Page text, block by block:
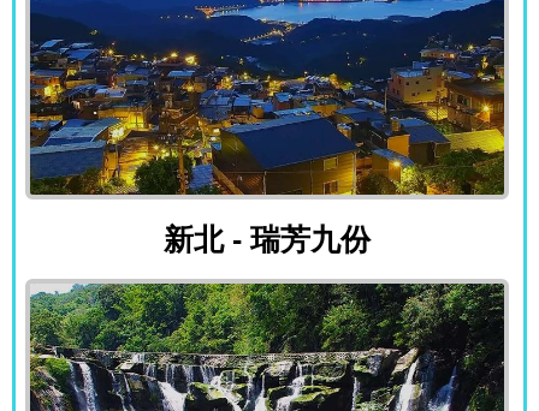
新北 - 瑞芳九份
新北 - 瑞芳九份